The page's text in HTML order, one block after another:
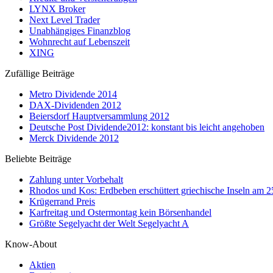
LYNX Broker
Next Level Trader
Unabhängiges Finanzblog
Wohnrecht auf Lebenszeit
XING
Zufällige Beiträge
Metro Dividende 2014
DAX-Dividenden 2012
Beiersdorf Hauptversammlung 2012
Deutsche Post Dividende2012: konstant bis leicht angehoben
Merck Dividende 2012
Beliebte Beiträge
Zahlung unter Vorbehalt
Rhodos und Kos: Erdbeben erschüttert griechische Inseln am
Krügerrand Preis
Karfreitag und Ostermontag kein Börsenhandel
Größte Segelyacht der Welt Segelyacht A
Know-About
Aktien